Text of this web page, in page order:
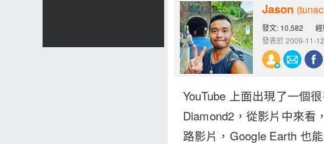
Jason
發文: 10,582
發表於 2009-11-
YouTube 上面出現了一個
Diamond2，從影片中來看
路影片，Google Earth 也